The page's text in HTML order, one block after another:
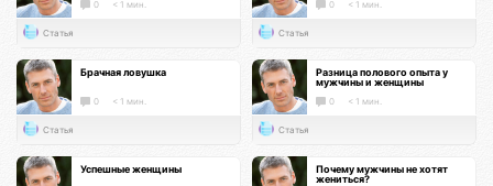
0 < 1 мин.
Статья
0 < 1 мин.
Статья
Брачная ловушка
0 < 1 мин.
Статья
Разница полового опыта у
мужчины и женщины
0 < 1 мин.
Статья
Успешные женщины
Почему мужчины не хотят
жениться?